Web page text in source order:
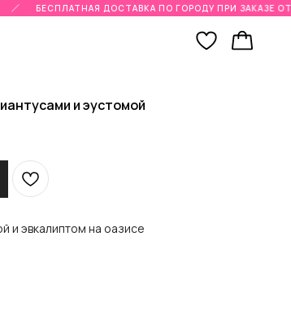
БЕСПЛАТНАЯ ДОСТАВКА ПО ГОРОДУ ПРИ ЗАКАЗЕ ОТ
и эустомой
и эвкалиптом на оазисе